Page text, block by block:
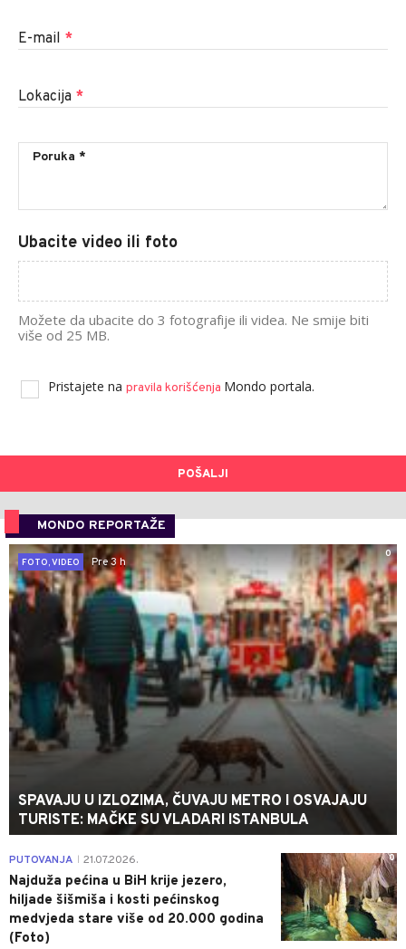
E-mail *
Lokacija *
Ubacite video ili foto
Možete da ubacite do 3 fotografije ili videa. Ne smije biti
više od 25 MB.
Pristajete na pravila korišćenja Mondo portala.
POŠALJI
MONDO REPORTAŽE
0
FOTO, VIDEO
Pre 3 h
SPAVAJU U IZLOZIMA, ČUVAJU METRO I OSVAJAJU
TURISTE: MAČKE SU VLADARI ISTANBULA
0
PUTOVANJA 21.07.2026.
Najduža pećina u BiH krije jezero,
hiljade šišmiša i kosti pećinskog
medvjeda stare više od 20.000 godina
(Foto)